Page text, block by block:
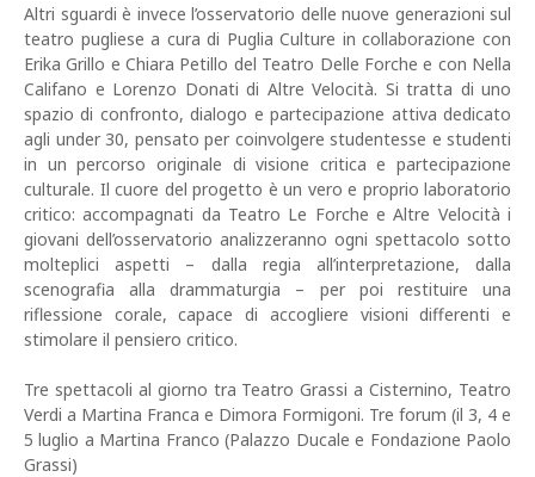
Altri sguardi è invece l’osservatorio delle nuove generazioni sul
teatro pugliese a cura di Puglia Culture in collaborazione con
Erika Grillo e Chiara Petillo del Teatro Delle Forche e con Nella
Califano e Lorenzo Donati di Altre Velocità. Si tratta di uno
spazio di confronto, dialogo e partecipazione attiva dedicato
agli under 30, pensato per coinvolgere studentesse e studenti
in un percorso originale di visione critica e partecipazione
culturale. Il cuore del progetto è un vero e proprio laboratorio
critico: accompagnati da Teatro Le Forche e Altre Velocità i
giovani dell’osservatorio analizzeranno ogni spettacolo sotto
molteplici aspetti – dalla regia all’interpretazione, dalla
scenografia alla drammaturgia – per poi restituire una
riflessione corale, capace di accogliere visioni differenti e
stimolare il pensiero critico.
Tre spettacoli al giorno tra Teatro Grassi a Cisternino, Teatro
Verdi a Martina Franca e Dimora Formigoni. Tre forum (il 3, 4 e
5 luglio a Martina Franco (Palazzo Ducale e Fondazione Paolo
Grassi)